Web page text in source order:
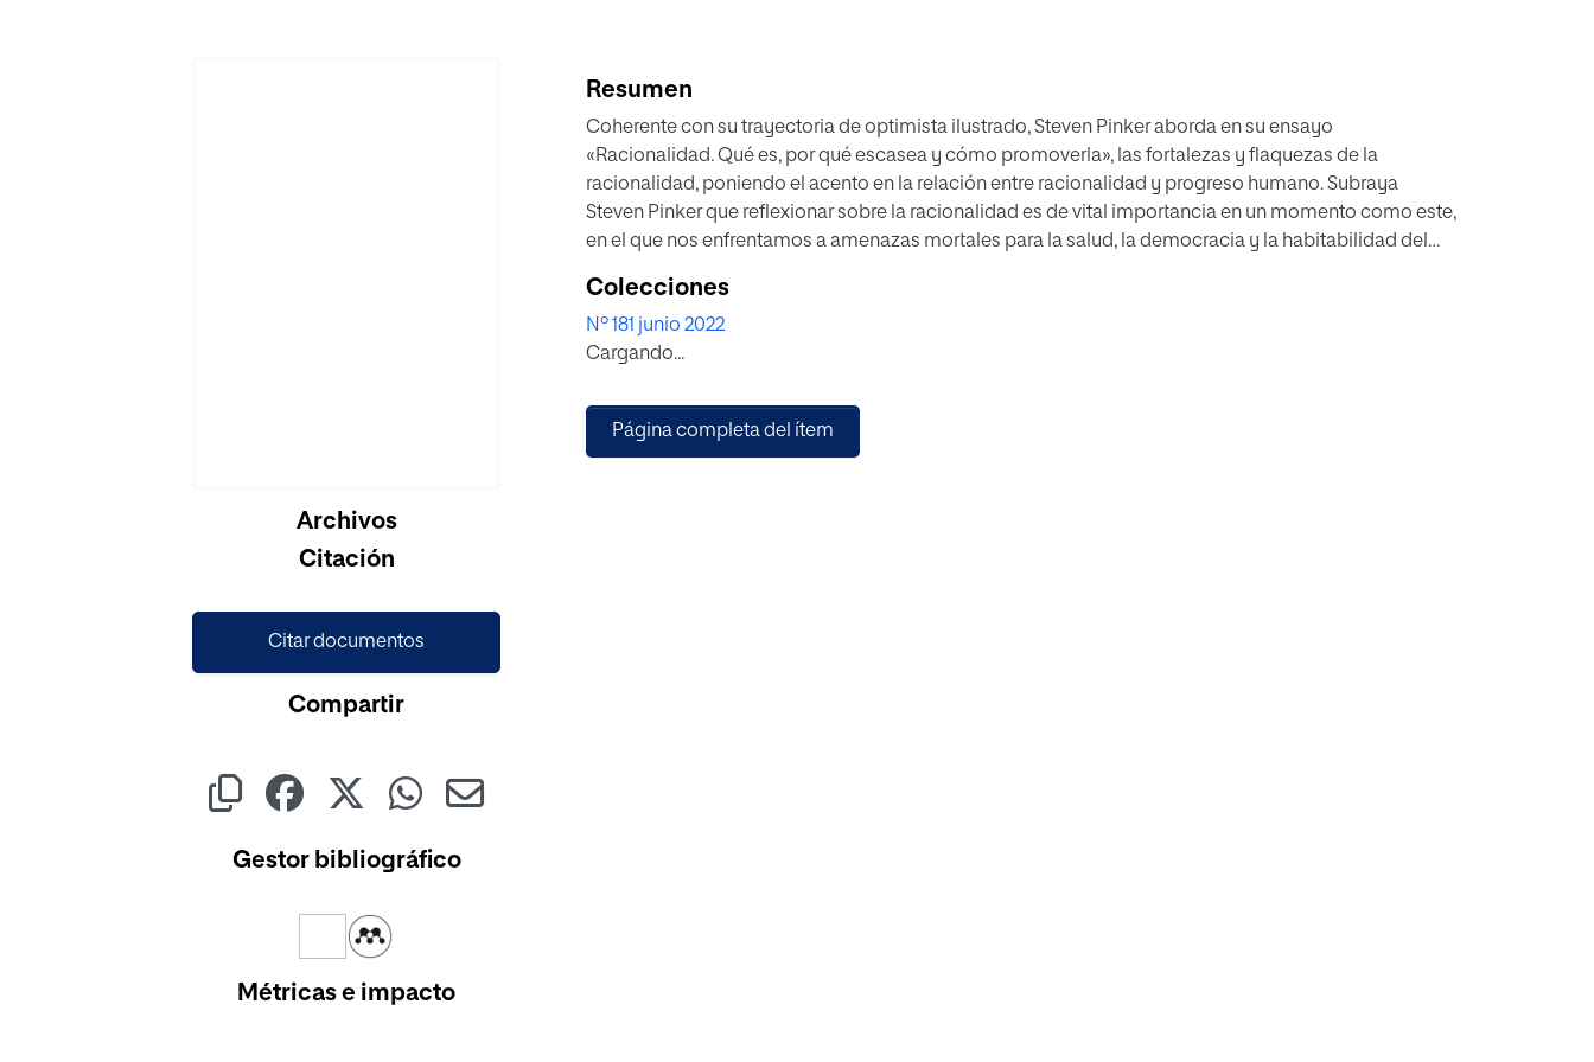
Cargando...Archivos
Citación
Citar documentos
Compartir
Gestor bibliográfico
Métricas e impacto
Resumen
Coherente con su trayectoria de optimista ilustrado, Steven Pinker aborda en su ensayo
«Racionalidad. Qué es, por qué escasea y cómo promoverla», las fortalezas y flaquezas de la
racionalidad, poniendo el acento en la relación entre racionalidad y progreso humano. Subraya
Steven Pinker que reflexionar sobre la racionalidad es de vital importancia en un momento como este,
en el que nos enfrentamos a amenazas mortales para la salud, la democracia y la habitabilidad del
Colecciones
Nº 181 junio 2022
Cargando...
Página completa del ítem